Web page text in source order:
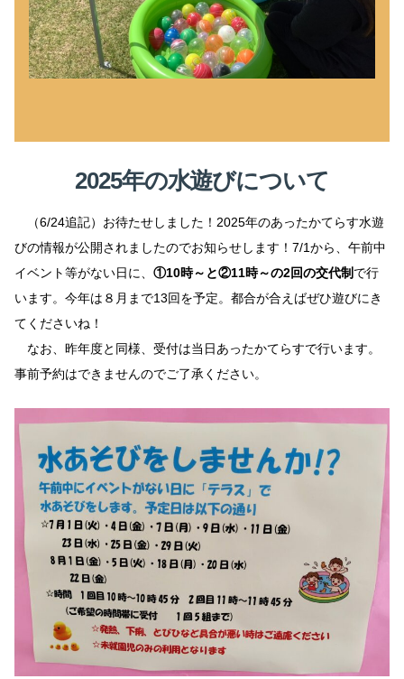
2025年の水遊びについて
（6/24追記）お待たせしました！2025年のあったかてらす水遊
びの情報が公開されましたのでお知らせします！7/1から、午前中
イベント等がない日に、 ①10時～と②11時～の2回の交代制 で行
います。今年は８月まで13回を予定。都合が合えばぜひ遊びにき
てくださいね！
なお、昨年度と同様、受付は当日あったかてらすで行います。
事前予約はできませんのでご了承ください。